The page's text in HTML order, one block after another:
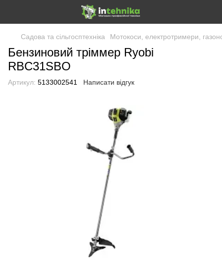
Садова та сільгосптехніка Мотокоси, електротримери,
Бензиновий тріммер Ryobi
RBC31SBO
Артикул: 5133002541 Написати відгук